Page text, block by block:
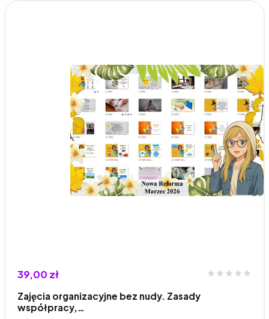
39,00 zł
Zajęcia organizacyjne bez nudy. Zasady
współpracy,…